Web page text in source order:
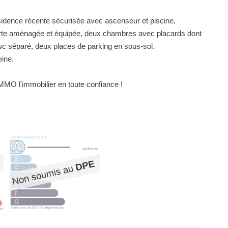
récente sécurisée avec ascenseur et piscine,
aménagée et équipée, deux chambres avec placards dont
séparé, deux places de parking en sous-sol.
l'immobilier en toute confiance !